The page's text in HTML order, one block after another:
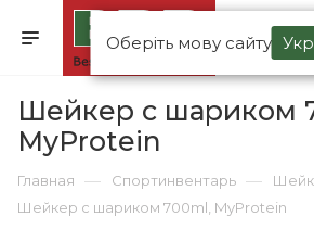
Оберіть мову сайту Укр
Шейкер с шариком
MyProtein
Главная — Спортинвентарь —
Шейкер с шариком 700ml, MyProtein